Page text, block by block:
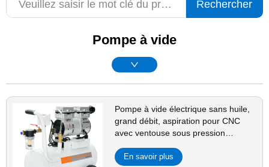
Rechercher
Pompe à vide
Pompe à vide électrique sans huile,
grand débit, aspiration pour CNC
avec ventouse sous pression
En savoir plus